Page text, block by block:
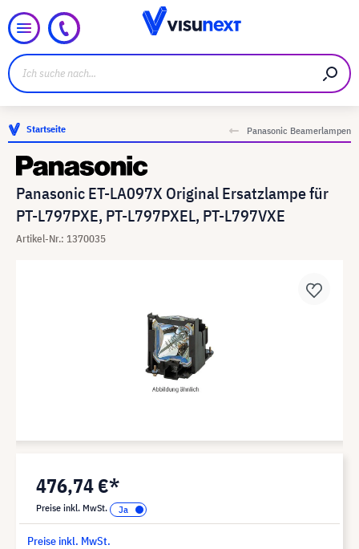
Startseite Panasonic Beamerlampen
Panasonic ET-LA097X Original Ersatzlampe für
PT-L797PXE, PT-L797PXEL, PT-L797VXE
Artikel-Nr.: 1370035
476,74 €*
Preise inkl. MwSt.
Preise inkl. MwSt.